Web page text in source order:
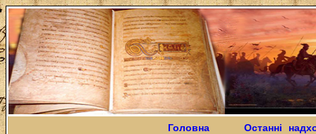
Головна Останні